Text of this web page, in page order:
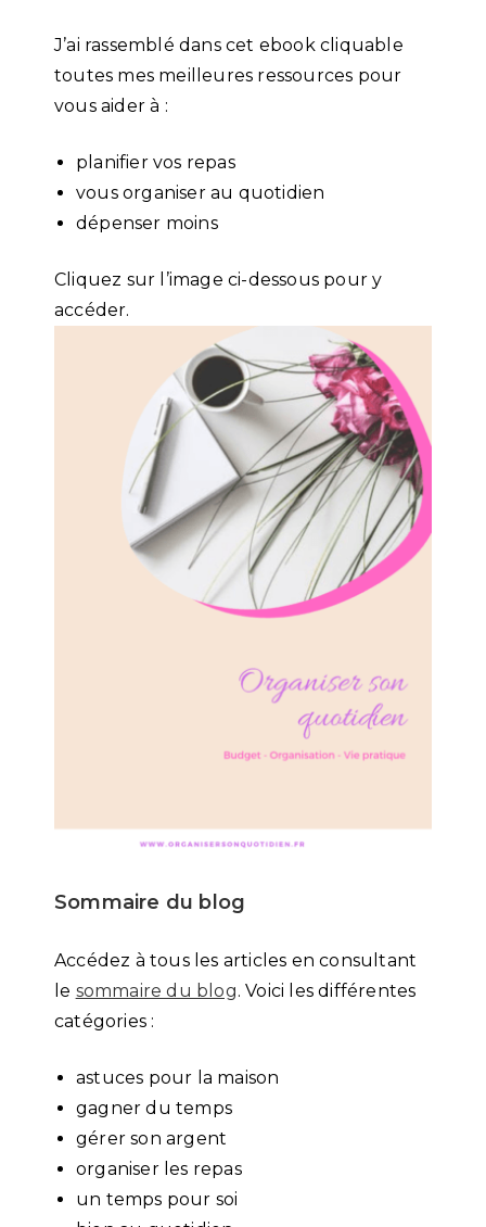
J’ai rassemblé dans cet ebook cliquable
toutes mes meilleures ressources pour
vous aider à :
planifier vos repas
vous organiser au quotidien
dépenser moins
Cliquez sur l’image ci-dessous pour y
accéder.
Sommaire du blog
Accédez à tous les articles en consultant
le sommaire du blog. Voici les différentes
catégories :
astuces pour la maison
gagner du temps
gérer son argent
organiser les repas
un temps pour soi